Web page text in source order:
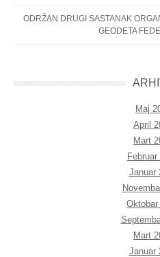
ODRŽAN DRUGI SASTANAK
GEODETA
Maj
April
Mart
Februar
Januar
Oktobar
Mart
Januar